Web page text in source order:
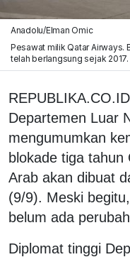
Anadolu/Elman Omic
Pesawat milik Qatar Airways.
telah berlangsung sejak 2017.
Departemen Luar
mengumumkan
blokade tiga
Arab akan dibuat
(9/9). Meski
belum ada
Diplomat tinggi